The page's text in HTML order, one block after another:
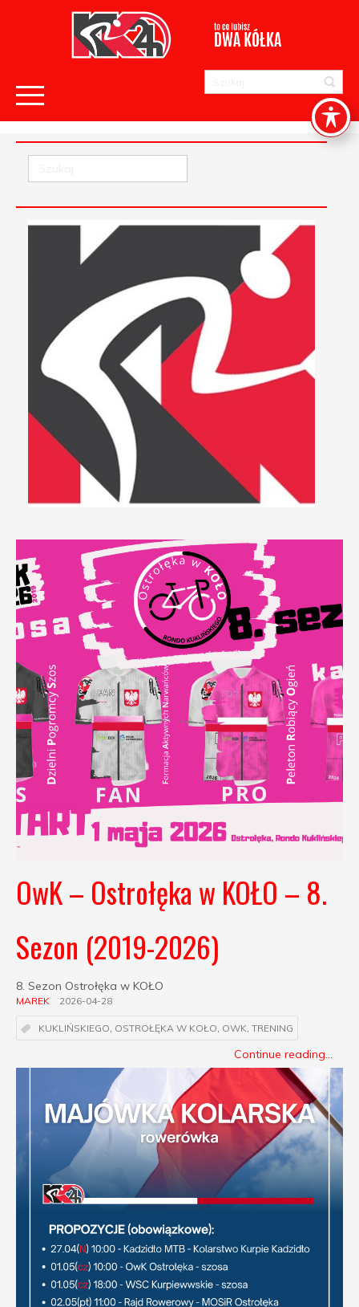
OwK – Ostrołęka w KOŁO – 8.
Sezon (2019-2026)
8. Sezon Ostrołęka w KOŁO
MAREK 2026-04-28
KUKLIŃSKIEGO, OSTROŁĘKA W KOŁO, OWK, TRENING
Continue reading...